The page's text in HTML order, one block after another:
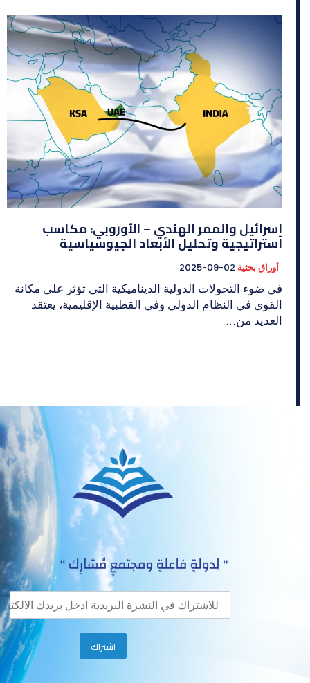
إسرائيل والممر الهندي – الأوروبي: مكاسب
استراتيجية وتحليل الأبعاد الجيوسياسية
أوراق بحثية 2025-09-02
في ضوء التحولات الدولية الديناميكية التي تؤثر على مكانة
القوى في النظام الدولي وفي القطبية الإقليمية، يعتقد
العديد من...